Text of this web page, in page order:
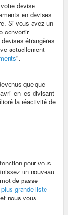
devise
en devises
Si vous avez un
convertir
étrangères
actuellement
".
quelque
en les divisant
la réactivité de
pour vous
un nouveau
de passe
grande liste
nous vous